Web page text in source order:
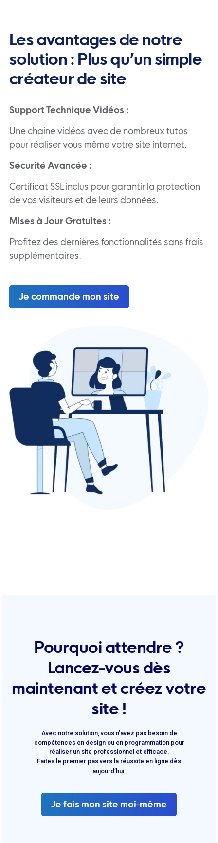
Les avantages de notre
solution : Plus qu’un simple
créateur de site
Support Technique Vidéos :
Une chaine vidéos avec de nombreux tutos
pour réaliser vous même votre site internet.
Sécurité Avancée :
Certificat SSL inclus pour garantir la protection
de vos visiteurs et de leurs données.
Mises à Jour Gratuites :
Profitez des dernières fonctionnalités sans frais
supplémentaires.
Je commande mon site
Pourquoi attendre ?
Lancez-vous dès
maintenant et créez votre
site !
Avec notre solution, vous n’avez pas besoin de
compétences en design ou en programmation pour
réaliser un site professionnel et efficace.
Faites le premier pas vers la réussite en ligne dès
aujourd’hui.
Je fais mon site moi-même